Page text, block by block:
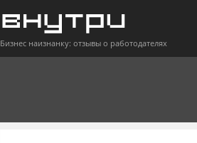
Бизнес наизнанку: отзывы о работодателях